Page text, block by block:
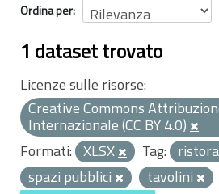
Ordina per
1 dataset trovato
Licenze sulle risorse:
Creative Commons
Internazionale (CC BY 4.0)
Formati: XLSX Tag:
spazi pubblici
tavolini